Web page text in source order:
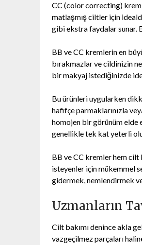
CC (color correcting)
matlaşmış ciltler için
gibi ekstra faydalar sunar.
BB ve CC kremlerin en
bırakmazlar ve cildinizin
bir makyaj istediğinizde
Bu ürünleri uygularken
hafifçe parmaklarınızla
homojen bir görünüm elde
genellikle tek kat yeterli
BB ve CC kremler hem cilt
isteyenler için mükemmel
gidermek, nemlendirmek
Uzmanların
Cilt bakımı denince akla
vazgeçilmez parçaları